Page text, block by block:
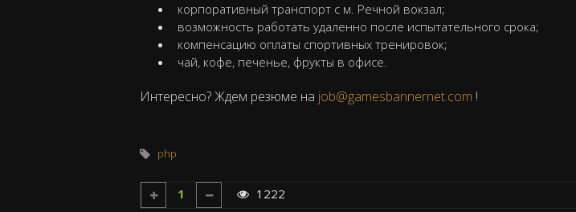
корпоративный транспорт с м. Речной вокзал;
возможность работать удаленно после испытательного срока;
компенсацию оплаты спортивных тренировок;
чай, кофе, печенье, фрукты в офисе.
Интересно? Ждем резюме на job@gamesbannernet.com !
php
1 1222